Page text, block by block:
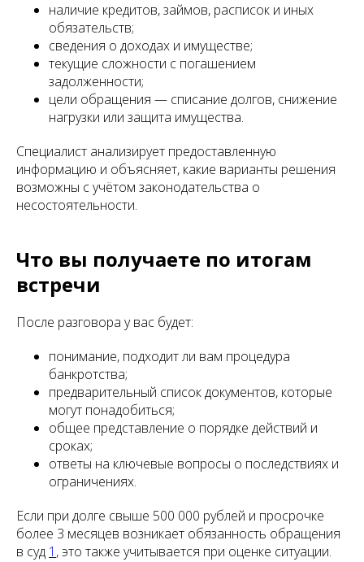
наличие кредитов, займов, расписок и иных
обязательств;
сведения о доходах и имуществе;
текущие сложности с погашением
задолженности;
цели обращения — списание долгов, снижение
нагрузки или защита имущества.
Специалист анализирует предоставленную
информацию и объясняет, какие варианты решения
возможны с учётом законодательства о
несостоятельности.
Что вы получаете по итогам
встречи
После разговора у вас будет:
понимание, подходит ли вам процедура
банкротства;
предварительный список документов, которые
могут понадобиться;
общее представление о порядке действий и
сроках;
ответы на ключевые вопросы о последствиях и
ограничениях.
Если при долге свыше 500 000 рублей и просрочке
более 3 месяцев возникает обязанность обращения
в суд 1 , это также учитывается при оценке ситуации.